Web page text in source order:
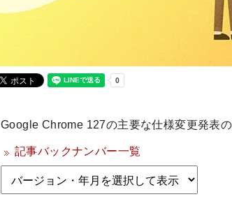
Google Chrome 127の主要な仕様変更発表
記事バックナンバー一覧